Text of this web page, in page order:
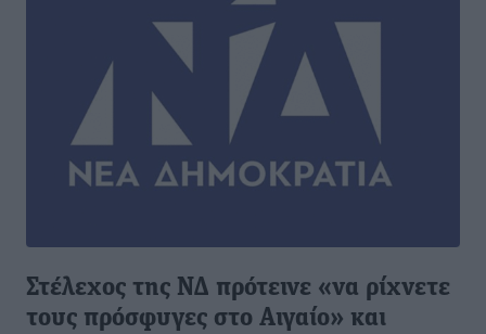
Στέλεχος της ΝΔ πρότεινε «να ρίχνετε
τους πρόσφυγες στο Αιγαίο» και